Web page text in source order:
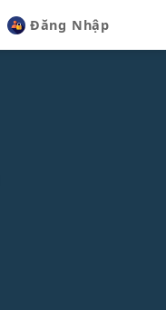
Đăng Nhập